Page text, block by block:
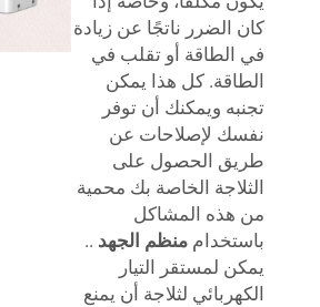
كان الضرر ناتجًا عن زيادة
في الطاقة أو تقلب في
الطاقة. كل هذا يمكن
تجنبه ويمكنك أن توفر
نفسك لإصلاحات عن
طريق الحصول على
الثلاجة الخاصة بك محمية
من هذه المشاكل
باستخدام منظم الجهد ..
يمكن لمستقر التيار
الكهربائي لثلاجة أن يمنع